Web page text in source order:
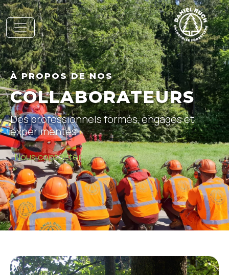
À PROPOS DE NOS
COLLABORATEURS
Des professionnels formés, engagés et
expérimentés
Nous contacter